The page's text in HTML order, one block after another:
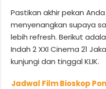
Pastikan akhir pekan
menyenangkan supaya
lebih refresh. Berikut
Indah 2 XXI Cinema 21
kunjungi dan tinggal KLIK.
Jadwal Film Bioskop